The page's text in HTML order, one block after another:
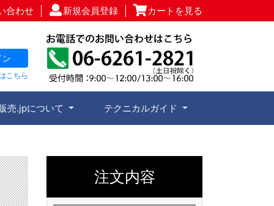
合わせ 新規会員登録 カートを見る
ン
こちら
売.jpについて テクニカルガイド
注文内容